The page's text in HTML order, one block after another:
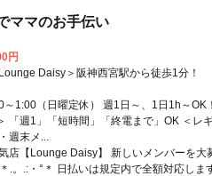
ママのお手伝い
円
Daisy＞阪神西宮駅から徒歩1分！
～1:00（日曜定休） 週1日～、1日1h～OK
「週1」「短時間」「終電まで」OK ＜レ
週末メ...
店【Lounge Daisy】 新しいメンバーを大
.。.:・°＊ 日払いは規定内で全額対応しま